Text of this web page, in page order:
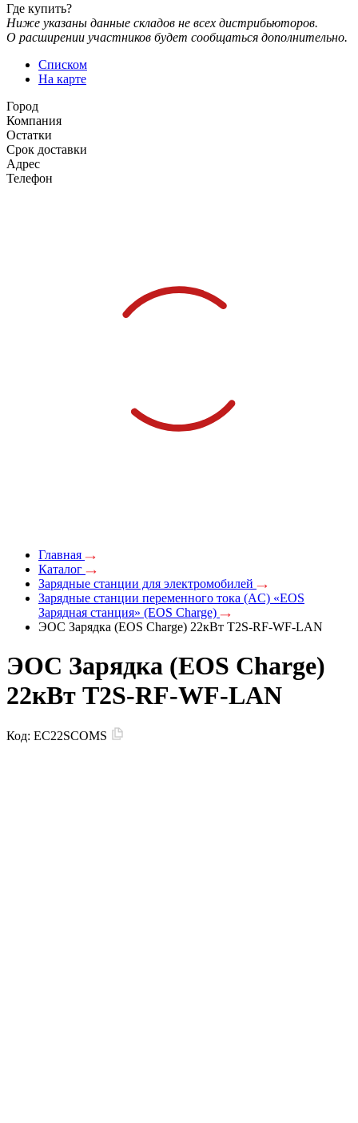
Где купить?
Ниже указаны данные складов не всех дистрибьюторов.
О расширении участников будет сообщаться дополнительно.
Списком
На карте
Город
Компания
Остатки
Срок доставки
Адрес
Телефон
Главная
Каталог
Зарядные станции для электромобилей
Зарядные станции переменного тока (AC) «EOS
Зарядная станция» (EOS Charge)
ЭОС Зарядка (EOS Charge) 22кВт T2S-RF-WF-LAN
ЭОС Зарядка (EOS Charge)
22кВт T2S-RF-WF-LAN
Код: EC22SCOMS